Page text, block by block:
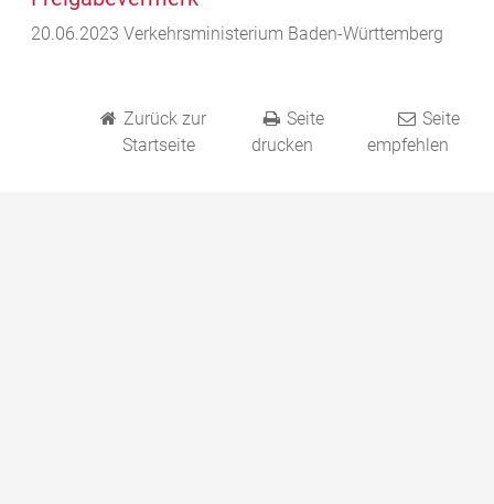
20.06.2023 Verkehrsministerium Baden-Württemberg
Zurück zur
Startseite
Seite
drucken
Seite
empfehlen